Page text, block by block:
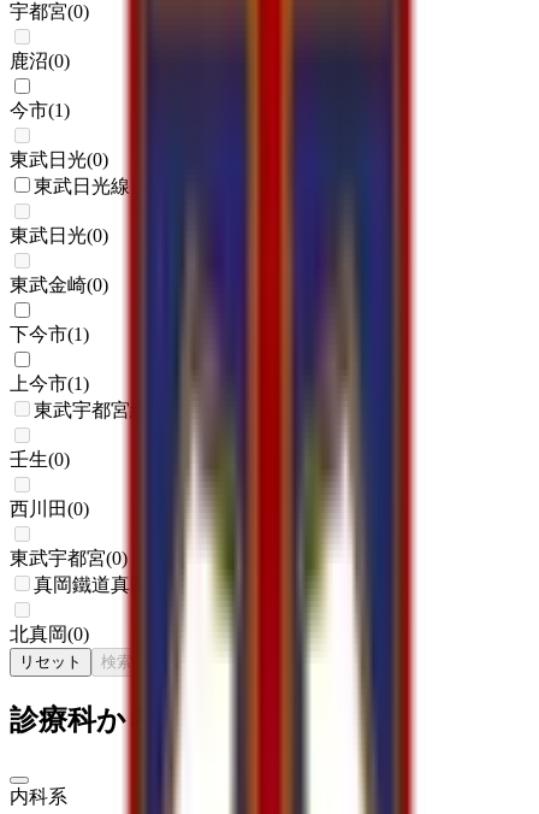
宇都宮(0)
鹿沼(0)
今市(1)
東武日光(0)
東武日光線
東武日光(0)
東武金崎(0)
下今市(1)
上今市(1)
東武宇都宮線
壬生(0)
西川田(0)
東武宇都宮(0)
真岡鐵道真岡線
北真岡(0)
リセット 検索
診療科からさがす
内科系